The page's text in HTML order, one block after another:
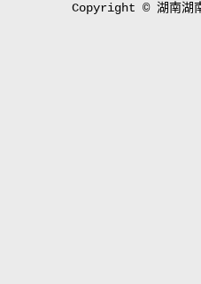
Copyright © 湖南湖